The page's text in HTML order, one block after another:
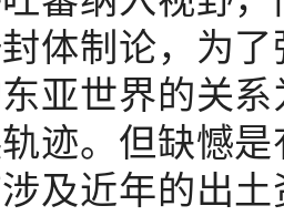
体制论，为
亚世界的关
迹。但缺憾
及近年的出